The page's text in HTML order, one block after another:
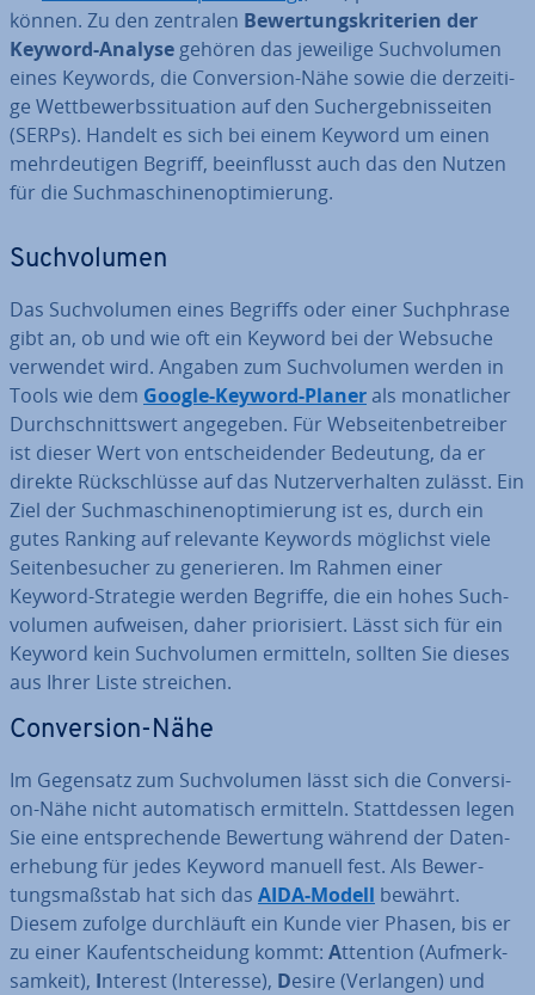
können. Zu den zentralen Be­wer­tungs­kri­te­ri­en der
Keyword-Analyse gehören das jeweilige Such­vo­lu­men
eines Keywords, die Con­ver­si­on-Nähe sowie die der­zei­ti­
ge Wett­be­werbs­si­tua­ti­on auf den Such­ergeb­nis­sei­ten
(SERPs). Handelt es sich bei einem Keyword um einen
mehr­deu­ti­gen Begriff, be­ein­flusst auch das den Nutzen
für die Such­ma­schi­nen­op­ti­mie­rung.
Such­vo­lu­men
Das Such­vo­lu­men eines Begriffs oder einer Such­phra­se
gibt an, ob und wie oft ein Keyword bei der Websuche
verwendet wird. Angaben zum Such­vo­lu­men werden in
Tools wie dem Google-Keyword-Planerals mo­nat­li­cher
Durch­schnitts­wert angegeben. Für Web­sei­ten­be­trei­ber
ist dieser Wert von ent­schei­den­der Bedeutung, da er
direkte Rück­schlüs­se auf das Nut­zer­ver­hal­ten zulässt. Ein
Ziel der Such­ma­schi­nen­op­ti­mie­rung ist es, durch ein
gutes Ranking auf relevante Keywords möglichst viele
Sei­ten­be­su­cher zu ge­ne­rie­ren. Im Rahmen einer
Keyword-Strategie werden Begriffe, die ein hohes Such­
vo­lu­men aufweisen, daher prio­ri­siert. Lässt sich für ein
Keyword kein Such­vo­lu­men ermitteln, sollten Sie dieses
aus Ihrer Liste streichen.
Con­ver­si­on-Nähe
Im Gegensatz zum Such­vo­lu­men lässt sich die Con­ver­si­
on-Nähe nicht au­to­ma­tisch ermitteln. Statt­des­sen legen
Sie eine ent­spre­chen­de Bewertung während der Da­ten­
er­he­bung für jedes Keyword manuell fest. Als Be­wer­
tungs­maß­stab hat sich das AIDA-Modell bewährt.
Diesem zufolge durch­läuft ein Kunde vier Phasen, bis er
zu einer Kauf­ent­schei­dung kommt: Attention (Auf­merk­
sam­keit), Interest (Interesse), Desire (Verlangen) und